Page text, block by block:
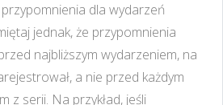
dla wydarzeń
jednak, że przypomnienia
najbliższym wydarzeniem, na
a nie przed każdym
z serii. Na przykład, jeśli